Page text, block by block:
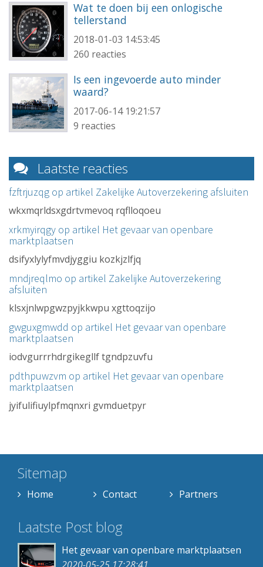
Wat te doen bij een onlogische
tellerstand
2018-01-03 14:53:45
260 reacties
Is een ingevoerde auto minder
waard?
2017-06-14 19:21:57
9 reacties
Laatste reacties
fzftrjuzqg op artikel Zakelijke Autoverzekering afsluiten
wkxmqrldsxgdrtvmevoq rqflloqoeu
xrkmyirqgy op artikel Het gevaar van openbare
marktplaatsen
dsifyxlylyfmvdjyggiu kozkjzlfjq
mndjreqlmo op artikel Zakelijke Autoverzekering
afsluiten
klsxjnlwpgwzpyjkkwpu xgttoqzijo
gwguxgmwdd op artikel Het gevaar van openbare
marktplaatsen
iodvgurrrhdrgikegllf tgndpzuvfu
pdthpuwzvm op artikel Het gevaar van openbare
marktplaatsen
jyifulifiuylpfmqnxri gvmduetpyr
Sitemap
Home Contact Partners
Laatste Post blog
Het gevaar van openbare marktplaatsen